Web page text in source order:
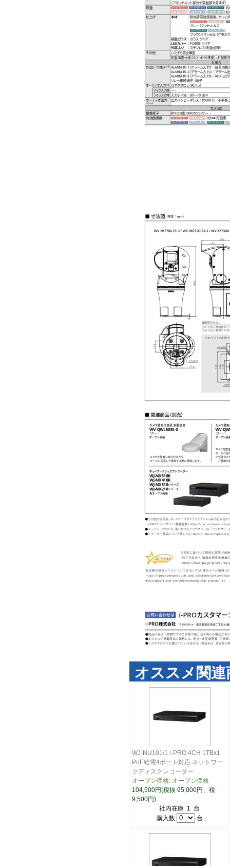
オススメ関
WJ-NU101/1 i-PRO 4CH 1TBx1
PoE給電4ポート対応 ネットワー
クディスクレコーダー
オープン価格: オープン価格
104,500円(税抜 95,000円、税
9,500円)
社内在庫 1 台
購入数
台